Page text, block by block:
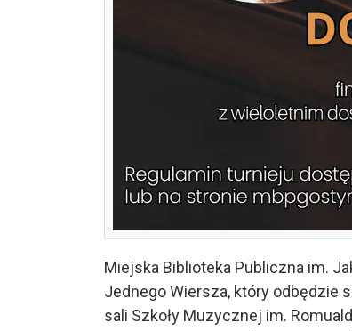
Miejska Biblioteka Publiczna im.
Jednego Wiersza, który odbędzie
sali Szkoły Muzycznej im.